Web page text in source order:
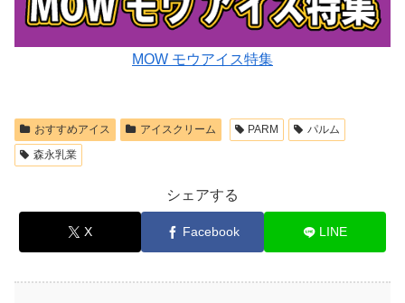
MOW モウアイス特集
おすすめアイス アイスクリーム PARM
パルム
森永乳業
シェアする
X Facebook LINE